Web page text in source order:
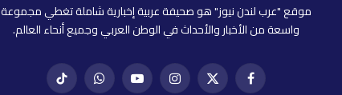
موقع "عرب لندن نيوز" هو صحيفة عربية إخبارية شاملة تغطي مجموعة
واسعة من الأخبار والأحداث في الوطن العربي وجميع أنحاء العالم.
فيسبوكX
إنستغراميوتيوب واتساب تيك